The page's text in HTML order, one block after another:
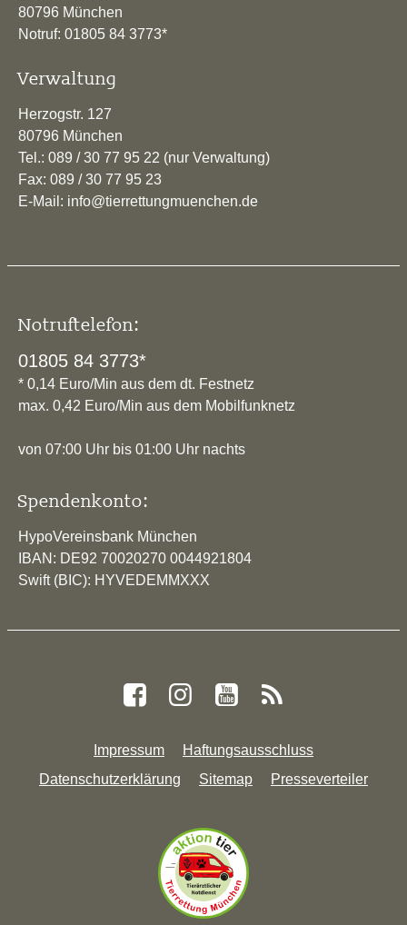
80796 München
Notruf: 01805 84 3773*
Verwaltung
Herzogstr. 127
80796 München
Tel.: 089 / 30 77 95 22 (nur Verwaltung)
Fax: 089 / 30 77 95 23
E-Mail: info@tierrettungmuenchen.de
Notruftelefon:
01805 84 3773*
* 0,14 Euro/Min aus dem dt. Festnetz
max. 0,42 Euro/Min aus dem Mobilfunknetz
von 07:00 Uhr bis 01:00 Uhr nachts
Spendenkonto:
HypoVereinsbank München
IBAN: DE92 70020270 0044921804
Swift (BIC): HYVEDEMMXXX
Impressum
Haftungsausschluss
Datenschutzerklärung
Sitemap Presseverteiler